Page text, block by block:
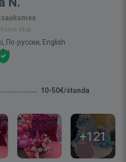
19 st.
По-русски, English
10-50€/stunda
+121